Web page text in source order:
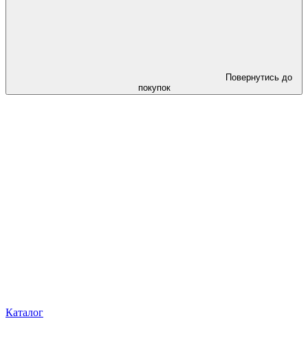
Повернутись до
покупок
Каталог